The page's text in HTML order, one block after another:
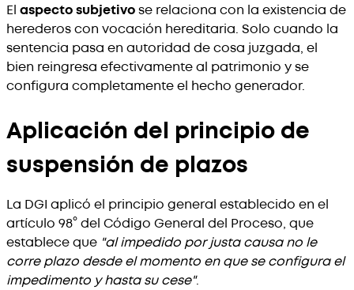
El aspecto subjetivose relaciona con la existencia de
herederos con vocación hereditaria. Solo cuando la
sentencia pasa en autoridad de cosa juzgada, el
bien reingresa efectivamente al patrimonio y se
configura completamente el hecho generador.
Aplicación del principio de
suspensión de plazos
La DGI aplicó el principio general establecido en el
artículo 98° del Código General del Proceso, que
establece que "al impedido por justa causa no le
corre plazo desde el momento en que se configura el
impedimento y hasta su cese".